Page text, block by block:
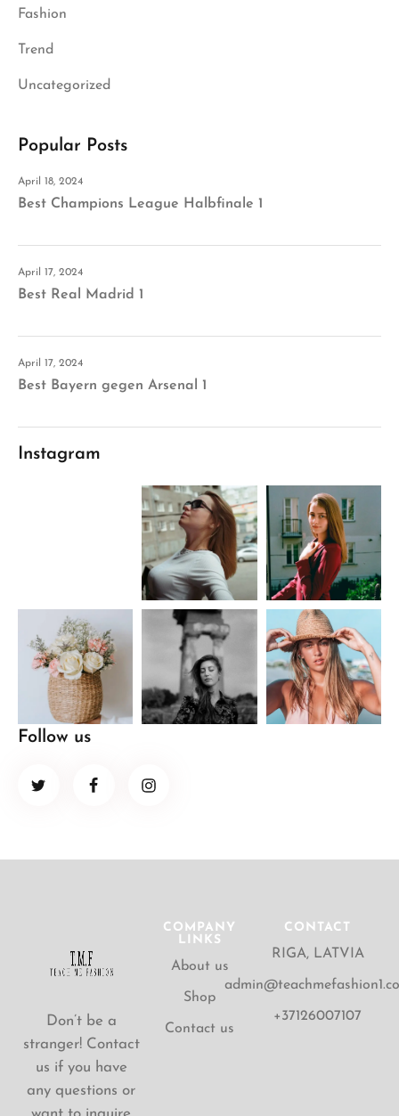
Fashion
Trend
Uncategorized
Popular Posts
April 18, 2024
Best Champions League Halbfinale 1
April 17, 2024
Best Real Madrid 1
April 17, 2024
Best Bayern gegen Arsenal 1
Instagram
Follow us
Don’t be a
stranger! Contact
us if you have
any questions or
COMPANY
LINKS
About us
Shop
Contact us
CONTACT
RIGA, LATVIA
+37126007107